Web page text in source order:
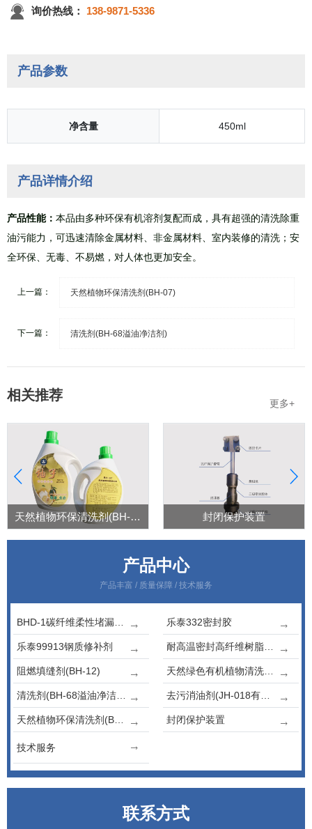
产品中心
产品丰富 / 质量保障 / 技术服务
BHD-1碳纤维柔性堵漏密封胶 乐泰332密封胶
乐泰99913钢质修补剂 耐高温密封高纤维树脂石墨胶
阻燃填缝剂(BH-12) 天然绿色有机植物清洗剂(BH-06)
清洗剂(BH-68溢油净洁剂) 去污消油剂(JH-018有机油洁液)
天然植物环保清洗剂(BH-07) 封闭保护装置
技术服务
联系方式
询价热线： 138-9871-5336
产品参数
净含量 450ml
产品详情介绍
产品性能： 本品由多种环保有机溶剂复配而成，具有超强的清洗除重
油污能力，可迅速清除金属材料、非金属材料、室内装修的清洗；安
全环保、无毒、不易燃，对人体也更加安全。
上一篇： 天然植物环保清洗剂(BH-07)
下一篇： 清洗剂(BH-68溢油净洁剂)
相关推荐
更多+
天然植物环保清洗剂(BH-07) 封闭保护装置